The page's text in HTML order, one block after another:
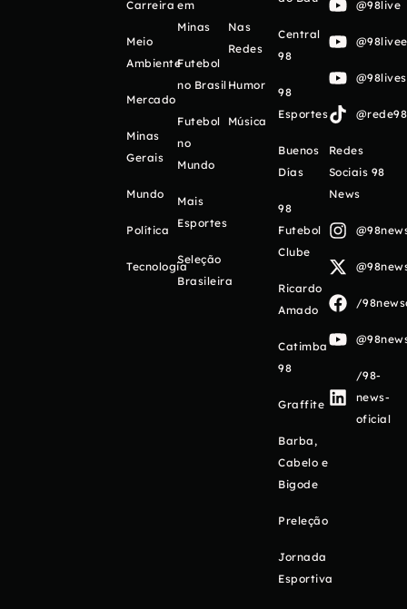
Carreira
Meio
Ambiente
Mercado
Minas
Gerais
Mundo
Política
Tecnologia
em
Minas
Futebol
no Brasil
Futebol
no
Mundo
Mais
Esportes
Seleção
Brasileira
Nas
Redes
Humor
Música
Central
98
98
Esportes
Buenos
Días
98
Futebol
Clube
Ricardo
Amado
Catimba
98
Graffite
Barba,
Cabelo e
Bigode
Preleção
Jornada
Esportiva
@98live
Redes
Sociais 98
News
/
/98-
news-
oficial